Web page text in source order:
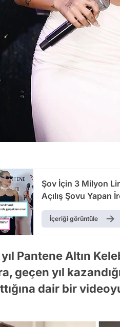
Şov İçin 3 Milyon
Açılış Şovu Yapan
İçeriği görüntüle
Pantene Altın
geçen yıl
dair bir